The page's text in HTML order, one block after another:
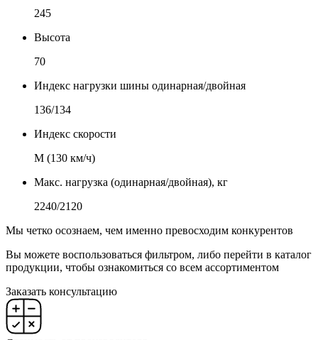
245
Высота
70
Индекс нагрузки шины одинарная/двойная
136/134
Индекс скорости
М (130 км/ч)
Макс. нагрузка (одинарная/двойная), кг
2240/2120
Мы четко осознаем, чем именно превосходим конкурентов
Вы можете воспользоваться фильтром, либо перейти в каталог
продукции, чтобы ознакомиться со всем ассортиментом
Заказать консультацию